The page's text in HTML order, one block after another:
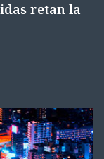
retan la